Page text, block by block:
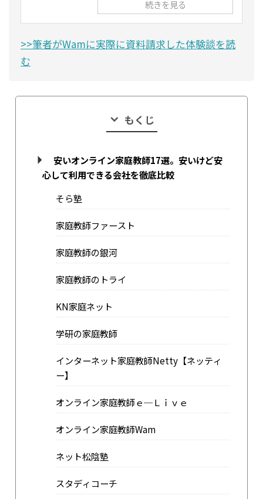
続きを見る
>>筆者がWamに実際に資料請求した体験談を読
む
もくじ
安いオンライン家庭教師17選。安いけど安
心して利用できる会社を徹底比較
そら塾
家庭教師ファースト
家庭教師の銀河
家庭教師のトライ
KN家庭ネット
学研の家庭教師
インターネット家庭教師Netty【ネッティ
ー】
オンライン家庭教師ｅ─Ｌｉｖｅ
オンライン家庭教師Wam
ネット松陰塾
スタディコーチ